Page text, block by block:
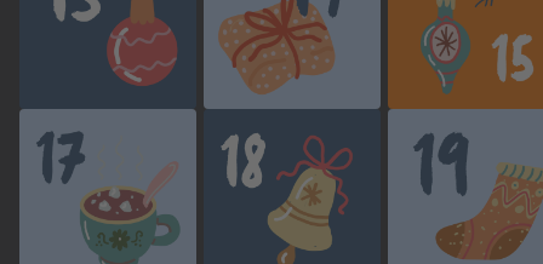
Re-open this
modal
Re-open this
modal
Re-open this
modal
Re-open this
modal
Re-open this
modal
Re-open this
modal